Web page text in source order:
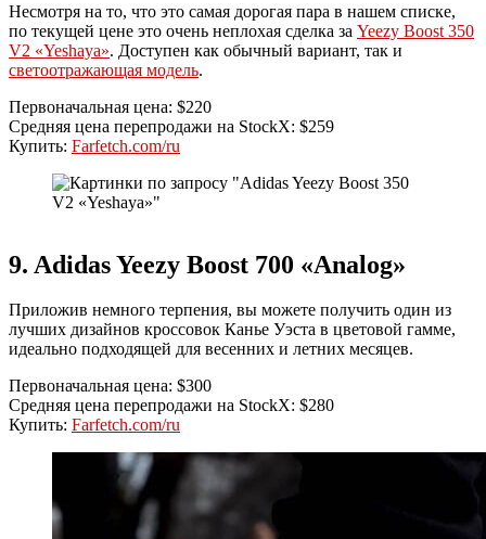
Несмотря на то, что это самая дорогая пара в нашем списке,
по текущей цене это очень неплохая сделка за Yeezy Boost 350
V2 «Yeshaya». Доступен как обычный вариант, так и
светоотражающая модель.
Первоначальная цена: $220
Средняя цена перепродажи на StockX: $259
Купить: Farfetch.com/ru
9. Adidas Yeezy Boost 700 «Analog»
Приложив немного терпения, вы можете получить один из
лучших дизайнов кроссовок Канье Уэста в цветовой гамме,
идеально подходящей для весенних и летних месяцев.
Первоначальная цена: $300
Средняя цена перепродажи на StockX: $280
Купить: Farfetch.com/ru